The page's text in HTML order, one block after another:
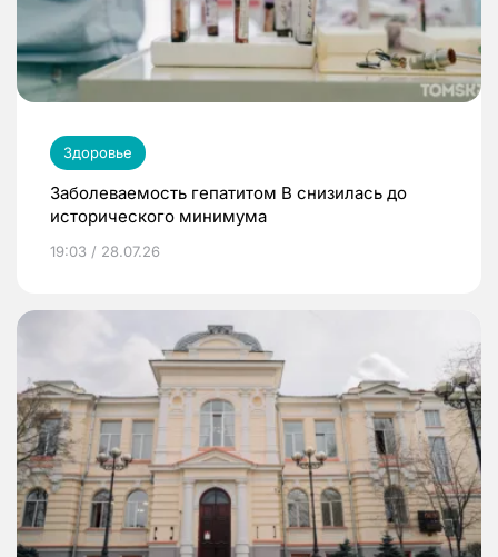
Здоровье
Заболеваемость гепатитом В снизилась до
исторического минимума
19:03 / 28.07.26